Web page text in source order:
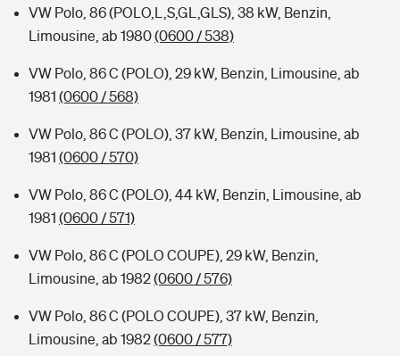
VW Polo, 86 (POLO,L,S,GL,GLS), 38 kW, Benzin,
Limousine, ab 1980(0600 / 538)
VW Polo, 86 C (POLO), 29 kW, Benzin, Limousine, ab
1981 (0600 / 568)
VW Polo, 86 C (POLO), 37 kW, Benzin, Limousine, ab
1981 (0600 / 570)
VW Polo, 86 C (POLO), 44 kW, Benzin, Limousine, ab
1981 (0600 / 571)
VW Polo, 86 C (POLO COUPE), 29 kW, Benzin,
Limousine, ab 1982(0600 / 576)
VW Polo, 86 C (POLO COUPE), 37 kW, Benzin,
Limousine, ab 1982(0600 / 577)